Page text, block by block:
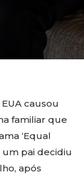
causou
familiar que
‘Equal
um pai decidiu
após